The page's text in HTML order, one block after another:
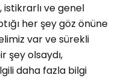
ve genel
her şey göz önüne
var ve sürekli
şey olsaydı,
daha fazla bilgi